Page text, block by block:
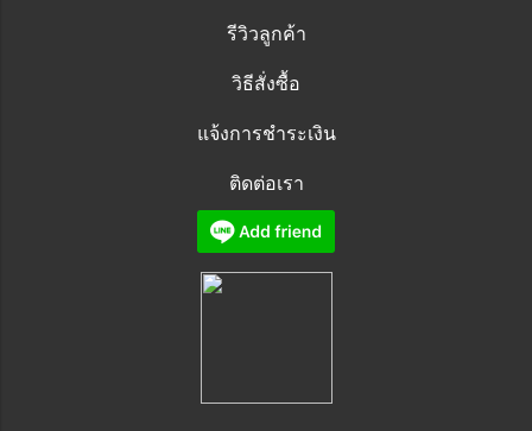
รีวิวลูกค้า
วิธีสั่งซื้อ
แจ้งการชำระเงิน
ติดต่อเรา